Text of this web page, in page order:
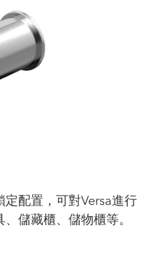
配置，可對Versa進行
儲藏櫃、儲物櫃等。